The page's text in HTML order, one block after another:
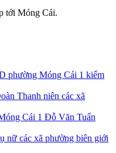
tới Móng Cái.
phường Móng Cái 1 kiểm
Thanh niên các xã
Cái 1 Đỗ Văn Tuấn
nữ các xã phường biên giới